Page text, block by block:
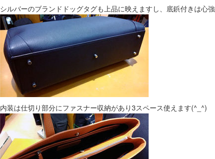
シルバーのブランドドッグタグも上品に映えますし、底鋲付きは心
内装は仕切り部分にファスナー収納があり3スペース使えます(^_^)